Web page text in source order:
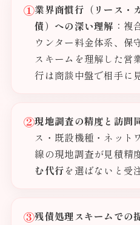
①業界商慣行（リース・
債）への深い理解 ：複
ウンター料金体系、保
スキームを理解した営
行は商談中盤で相手に
②現地調査の精度と訪問
ス・既設機種・ネット
線の現地調査が見積精
む代行を選ばないと受
③残債処理スキームでの